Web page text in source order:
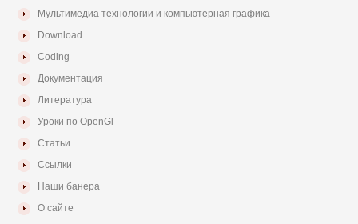
Мультимедиа технологии и компьютерная графика
Download
Coding
Документация
Литература
Уроки по OpenGl
Статьи
Ссылки
Наши банера
О сайте